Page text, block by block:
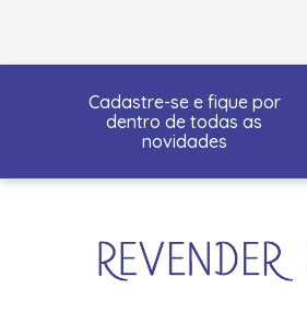
Cadastre-se e fique por
dentro de todas as
novidades